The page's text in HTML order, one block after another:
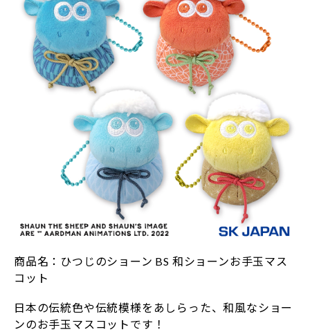
商品名：ひつじのショーン BS 和ショーンお手玉マス
コット
日本の伝統色や伝統模様をあしらった、和風なショー
ンのお手玉マスコットです！